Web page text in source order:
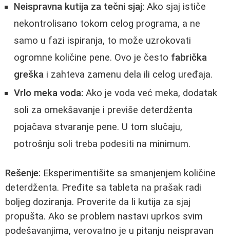
Neispravna kutija za tečni sjaj: Ako sjaj ističe
nekontrolisano tokom celog programa, a ne
samo u fazi ispiranja, to može uzrokovati
ogromne količine pene. Ovo je često fabrička
greška i zahteva zamenu dela ili celog uređaja.
Vrlo meka voda: Ako je voda već meka, dodatak
soli za omekšavanje i previše deterdženta
pojačava stvaranje pene. U tom slučaju,
potrošnju soli treba podesiti na minimum.
Rešenje: Eksperimentišite sa smanjenjem količine
deterdženta. Pređite sa tableta na prašak radi
boljeg doziranja. Proverite da li kutija za sjaj
propušta. Ako se problem nastavi uprkos svim
podešavanjima, verovatno je u pitanju neispravan